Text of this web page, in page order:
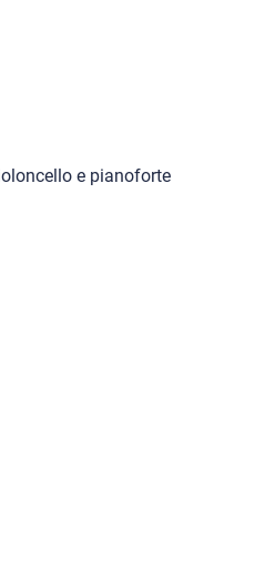
e pianoforte